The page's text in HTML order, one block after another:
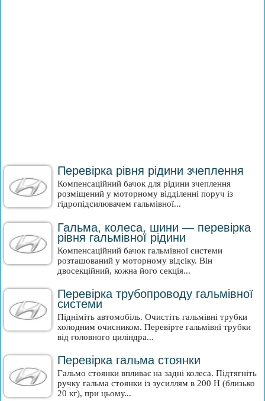
Перевірка рівня рідини зчеплення
Компенсаційний бачок для рідини зчеплення
розміщений у моторному відділенні поруч із
гідропідсилювачем гальмівної...
Гальма, колеса, шини — перевірка
рівня гальмівної рідини
Компенсаційний бачок гальмівної системи
розташований у моторному відсіку. Він
двосекційний, кожна його секція...
Перевірка трубопроводу гальмівної
системи
Підніміть автомобіль. Очистіть гальмівні трубки
холодним очисником. Перевірте гальмівні трубки
від головного циліндра...
Перевірка гальма стоянки
Гальмо стоянки впливає на задні колеса. Підтягніть
ручку гальма стоянки із зусиллям в 200 Н (близько
20 кг), при цьому...